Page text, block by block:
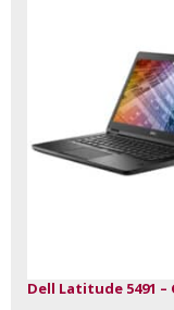
Dell Latitude 5491 –